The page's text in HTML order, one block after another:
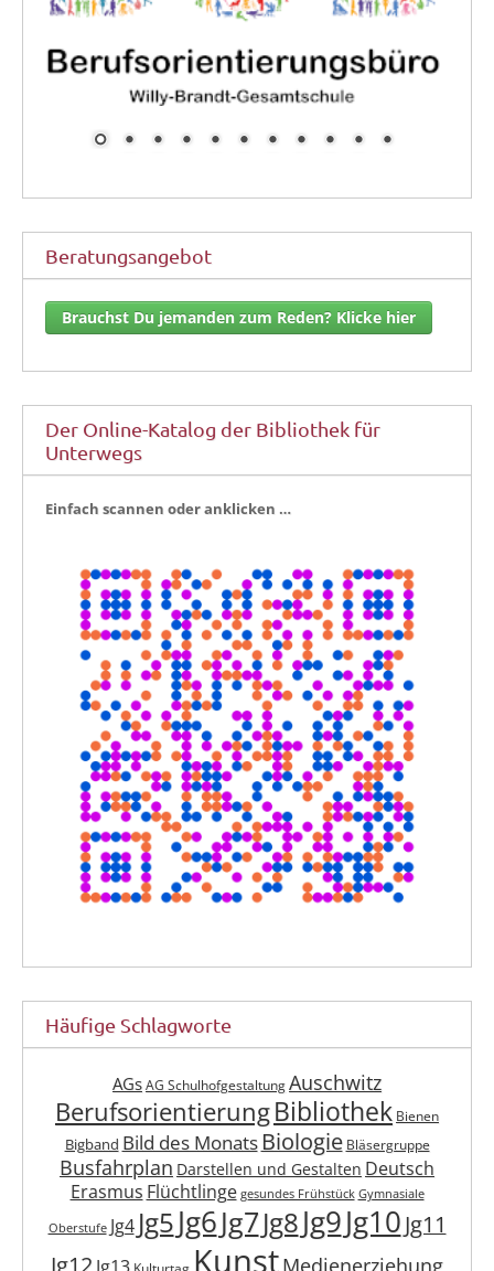
Beratungsangebot
Brauchst Du jemanden zum Reden? Klicke hier
Der Online-Katalog der Bibliothek für
Unterwegs
Ein­fach scan­nen oder anklicken …
Häufige Schlagworte
AGs AG Schulhofgestaltung Auschwitz
BerufsorientierungBibliothek Bienen
Bigband Bild des Monats Biologie Bläsergruppe
Busfahrplan Darstellen und Gestalten Deutsch
Erasmus Flüchtlinge gesundes Frühstück Gymnasiale
Oberstufe Jg4 Jg5Jg6Jg7Jg8Jg9Jg10Jg11
Kunst